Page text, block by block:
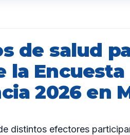
de salud
la Encuesta
2026 en
distintos efectores